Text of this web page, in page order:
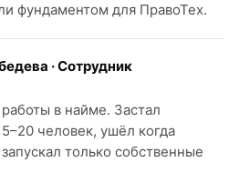
фундаментом для ПравоТех.
· Сотрудник
в найме. Застал
человек, ушёл когда
только собственные